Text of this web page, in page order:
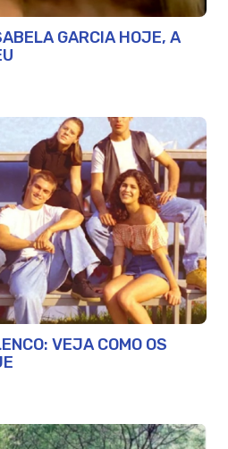
GARCIA HOJE, A
VEJA COMO OS